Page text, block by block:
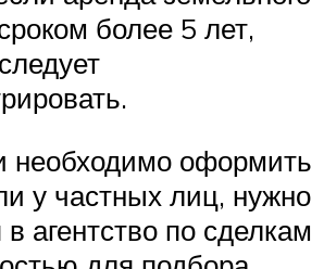
более 5 лет,
необходимо оформить
у частных лиц, нужно
агентство по сделкам